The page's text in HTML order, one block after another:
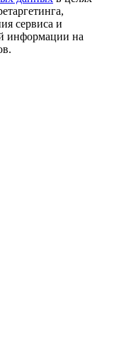
сервиса и
информации на